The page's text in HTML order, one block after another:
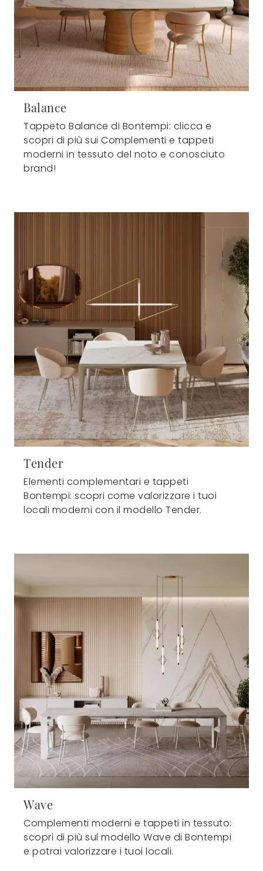
Balance
Tappeto Balance di Bontempi: clicca e
scopri di più sui Complementi e tappeti
moderni in tessuto del noto e conosciuto
brand!
Tender
Elementi complementari e tappeti
Bontempi: scopri come valorizzare i tuoi
locali moderni con il modello Tender.
Wave
Complementi moderni e tappeti in tessuto:
scopri di più sul modello Wave di Bontempi
e potrai valorizzare i tuoi locali.